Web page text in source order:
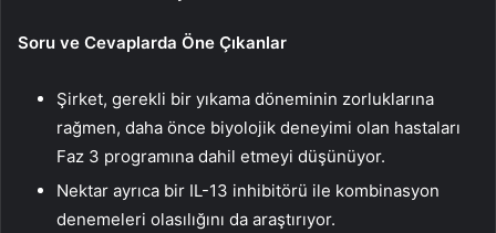
Soru ve Cevaplarda Öne Çıkanlar
Şirket, gerekli bir yıkama döneminin zorluklarına
rağmen, daha önce biyolojik deneyimi olan hastaları
Faz 3 programına dahil etmeyi düşünüyor.
Nektar ayrıca bir IL-13 inhibitörü ile kombinasyon
denemeleri olasılığını da araştırıyor.